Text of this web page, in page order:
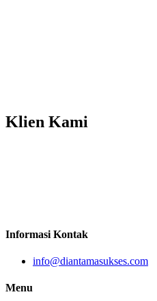
Klien Kami
Informasi Kontak
info@diantamasukses.com
Menu